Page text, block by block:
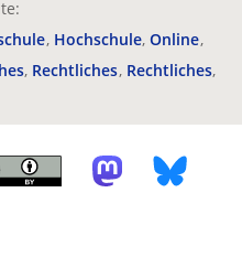
Hochschule Online
Rechtliches Rechtliches